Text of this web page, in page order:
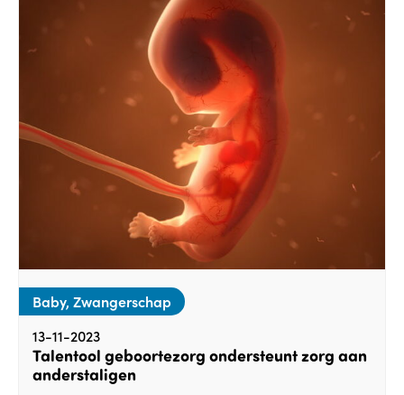
Baby, Zwangerschap
13-11-2023
Talentool geboortezorg ondersteunt zorg aan
anderstaligen